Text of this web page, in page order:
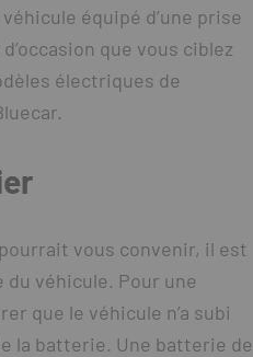
équipé d’une prise
que vous ciblez
électriques de
vous convenir, il est
véhicule. Pour une
que le véhicule n’a subi
la batterie. Une batterie de